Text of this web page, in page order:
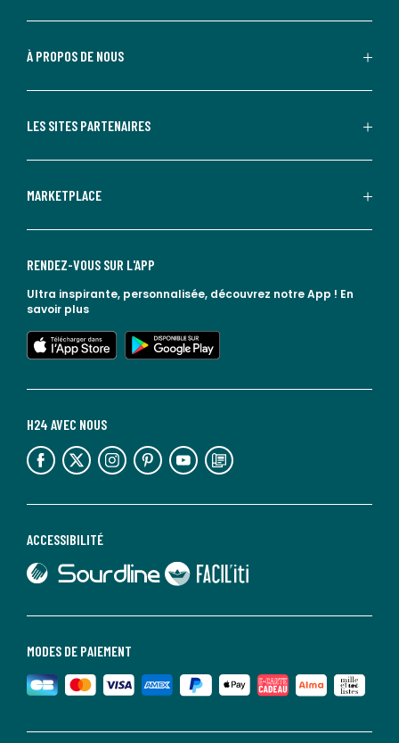
À PROPOS DE NOUS
LES SITES PARTENAIRES
MARKETPLACE
MODES DE PAIEMENT
ACCESSIBILITÉ
lien vers Sourdline
lien vers Faciliti
H24 AVEC NOUS
lien vers l'espace réseaux sociaux lien vers l'espace réseaux sociaux lien vers l'espace réseaux sociaux lien vers l'espace réseaux sociaux lien vers l'espace réseaux sociaux lien vers le blog la redoute
RENDEZ-VOUS SUR L'APP
Ultra inspirante, personnalisée, découvrez notre App ! En
savoir plus
lien vers l'app store
lien vers google play